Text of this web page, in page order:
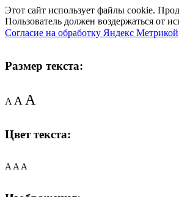
Этот сайт использует файлы cookie.
Пользователь должен воздержаться от
Согласие на обработку Яндекс Метрикой
Размер текста:
AAA
Цвет текста:
A A A